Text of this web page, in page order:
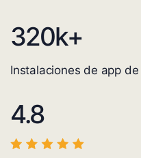
320k+
Instalaciones de app
4.8